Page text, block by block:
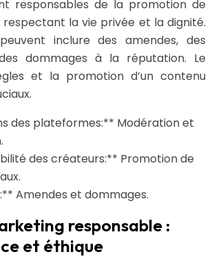
responsables de la promotion de
respectant la vie privée et la dignité.
inclure des amendes, des
dommages à la réputation. Le
et la promotion d’un contenu
des plateformes:** Modération et
des créateurs:** Promotion de
Amendes et dommages.
responsable :
et éthique